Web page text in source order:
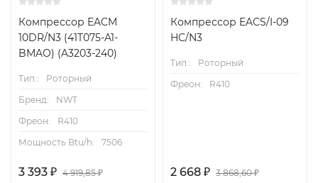
Компрессор EACM
10DR/N3 (41T075-A1-
BMAO) (A3203-240)
Тип.:
Роторный
Бренд:
NWT
Фреон:
R410
Мощность Btu/h:
7506
3 393 ₽ 4 919,85₽
Компрессор EACS/I-09
HC/N3
Тип.:
Роторный
Фреон:
R410
2 668 ₽ 3 868,60₽